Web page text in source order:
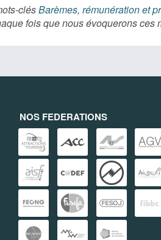
clésBarèmes, rémunération et
fois que nous évoquerons ces
NOS FEDERATIONS